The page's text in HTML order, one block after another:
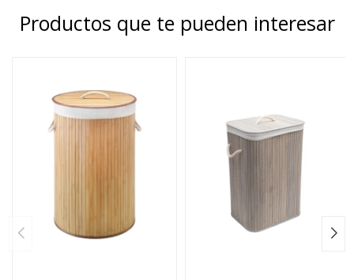
Productos que te pueden interesar